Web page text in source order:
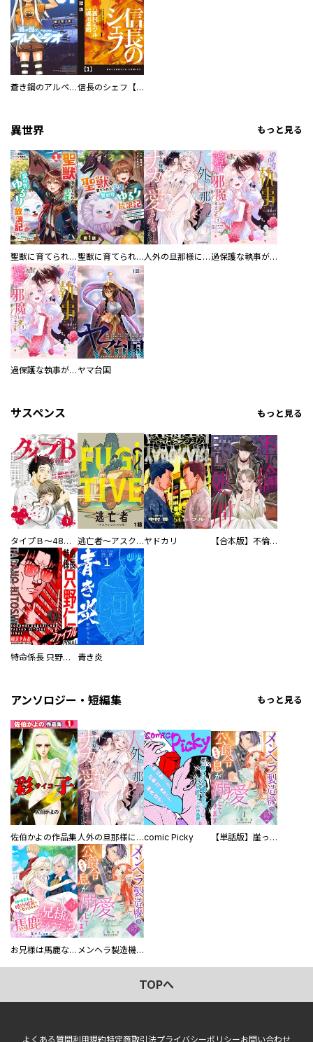
蒼き鋼のアルペジオ 信長のシェフ【単話版】
異世界 もっと見る
聖獣に育てられた少年の異世界ゆるり放浪記～神様からもらったチート魔法で、仲間たちとスローライフを満喫中～ 聖獣に育てられた少年の異世界ゆるり放浪記～神様からもらったチート魔法で、仲間たちとスローライフを満喫中～【分冊版】 人外の旦那様に娶られ毎晩ナカまで愛される…。アンソロジー 過保護な執事が私の婚活を邪魔してきます！ 分冊版
過保護な執事が私の婚活を邪魔してきます！ ヤマ台国
サスペンス もっと見る
タイプＢ～48時間後、致死率100％～【単話】 逃亡者～アスクレピオスの杖～ヤドカリ 【合本版】不倫処刑
特命係長 只野仁ファイナル 愛蔵版 青き炎
アンソロジー・短編集 もっと見る
佐伯かよの作品集 人外の旦那様に娶られ毎晩ナカまで愛される…。アンソロジーcomic Picky 【単話版】崖っぷち令嬢ですが、意地と策略で幸せになります！シリーズ
お兄様は馬鹿なんですか？～地味王女は婚約破棄に巻き込まれる～ メンヘラ製造機の公爵令息（過保護）が溺愛してきます
TOPへ
よくある質問利用規約特定商取引法プライバシーポリシーお問い合わせ